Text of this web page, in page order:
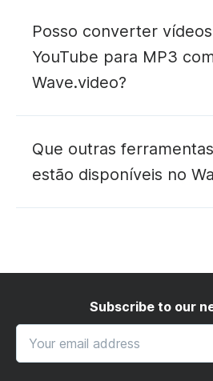
Posso converter
YouTube para MP3
Wave.video?
Que outras
estão disponíveis no
Subscribe to our